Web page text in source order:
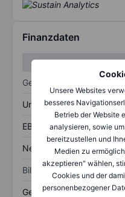
Unsere Websites
besseres
Betrieb der Website
analysieren, sowie
bereitzustellen und
Medien zu
akzeptieren" wählen,
Cookies und der
personenbezogener
Finanzdaten
Gewinn- und
Umsatz
EBITDA
Nettoeinkommen
Bilanz
Gesamtvermögen